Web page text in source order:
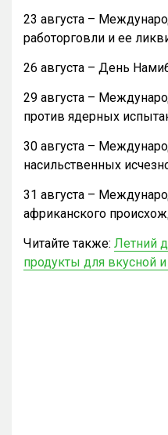
23 августа –
работорговли и ее
26 августа – День
29 августа –
против ядерных
30 августа –
насильственных
31 августа –
африканского
Читайте также: Летний
продукты для вкусной